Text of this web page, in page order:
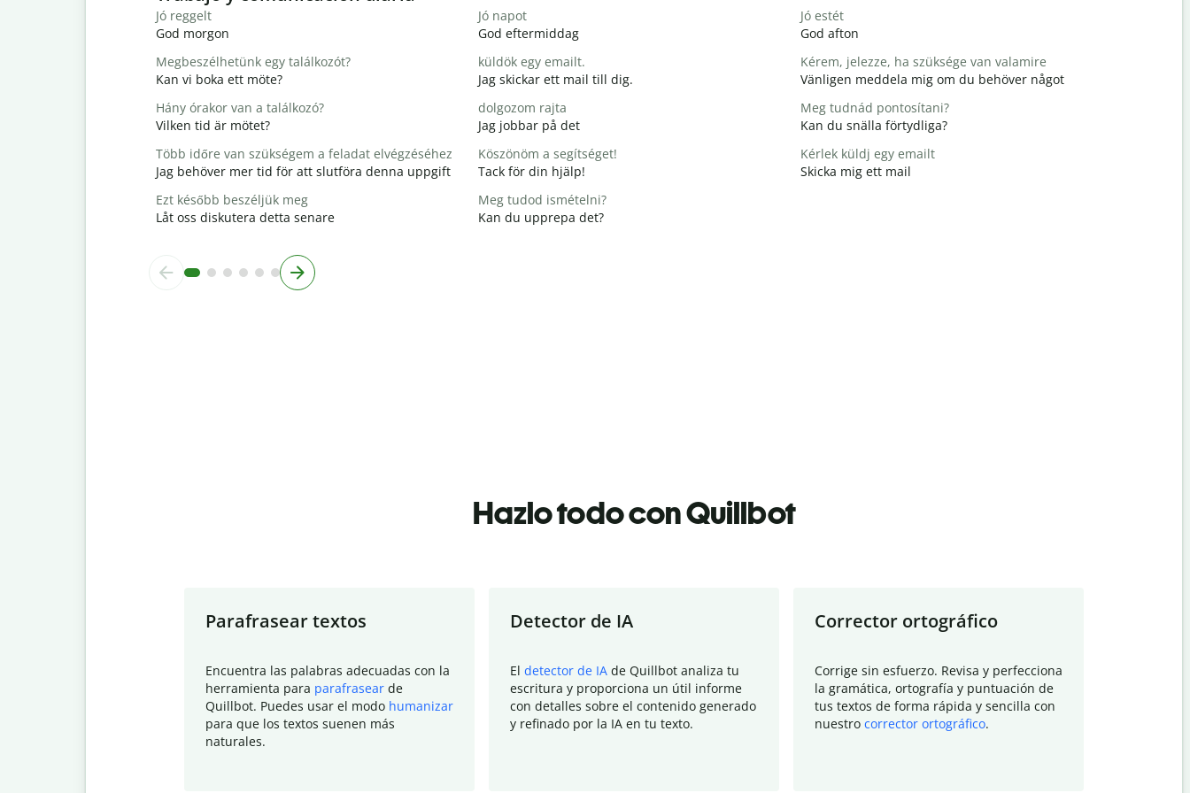
Jó reggelt
God morgon
Jó napot
God eftermiddag
Jó estét
God afton
Megbeszélhetünk egy találkozót?
Kan vi boka ett möte?
küldök egy emailt.
Jag skickar ett mail till dig.
Kérem, jelezze, ha szüksége van valamire
Vänligen meddela mig om du behöver något
Hány órakor van a találkozó?
Vilken tid är mötet?
dolgozom rajta
Jag jobbar på det
Meg tudnád pontosítani?
Kan du snälla förtydliga?
Több időre van szükségem a feladat elvégzéséhez
Jag behöver mer tid för att slutföra denna uppgift
Köszönöm a segítséget!
Tack för din hjälp!
Kérlek küldj egy emailt
Skicka mig ett mail
Ezt később beszéljük meg
Låt oss diskutera detta senare
Meg tudod ismételni?
Kan du upprepa det?
Hazlo todo con Quillbot
Parafrasear textos
Encuentra las palabras adecuadas con la
herramienta para parafrasear de
Quillbot. Puedes usar el modo humanizar
para que los textos suenen más
naturales.
Detector de IA
El detector de IA de Quillbot analiza tu
escritura y proporciona un útil informe
con detalles sobre el contenido generado
y refinado por la IA en tu texto.
Corrector ortográfico
Corrige sin esfuerzo. Revisa y perfecciona
la gramática, ortografía y puntuación de
tus textos de forma rápida y sencilla con
nuestro corrector ortográfico.